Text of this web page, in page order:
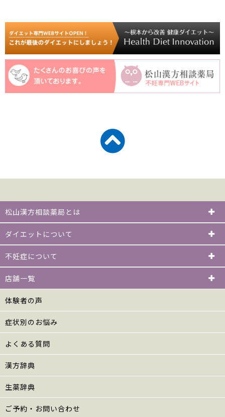
松山漢方相談薬局とは
ダイエットについて
不妊症について
店舗一覧
体験者の声
症状別のお悩み
よくある質問
漢方辞典
生薬辞典
ご予約・お問い合わせ